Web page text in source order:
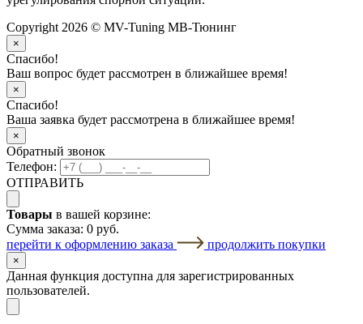
Copyright 2026 © MV-Tuning МВ-Тюнинг
×
Спасибо!
Ваш вопрос будет рассмотрен в ближайшее время!
×
Спасибо!
Ваша заявка будет рассмотрена в ближайшее время!
×
Обратный звонок
Телефон:
ОТПРАВИТЬ
Товары в вашей корзине:
Сумма заказа: 0 руб.
перейти к оформлению заказа
продолжить покупки
×
Данная функция доступна для зарегистрированных
пользователей.